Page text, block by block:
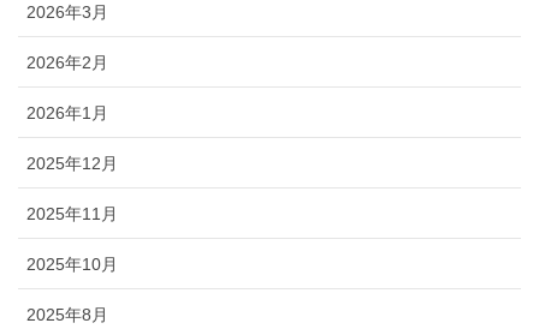
2026年3月
2026年2月
2026年1月
2025年12月
2025年11月
2025年10月
2025年8月